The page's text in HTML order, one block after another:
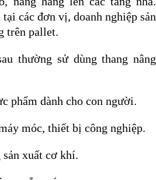
các đơn vị, doanh nghiệp sản
trên pallet.
thường sử dùng thang nâng
phẩm dành cho con người.
móc, thiết bị công nghiệp.
sản xuất cơ khí.